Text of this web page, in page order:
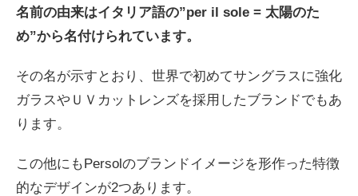
名前の由来はイタリア語の”per il sole = 太陽のた
め”から名付けられています。
その名が示すとおり、世界で初めてサングラスに強化
ガラスやＵＶカットレンズを採用したブランドでもあ
ります。
この他にもPersolのブランドイメージを形作った特徴
的なデザインが2つあります。